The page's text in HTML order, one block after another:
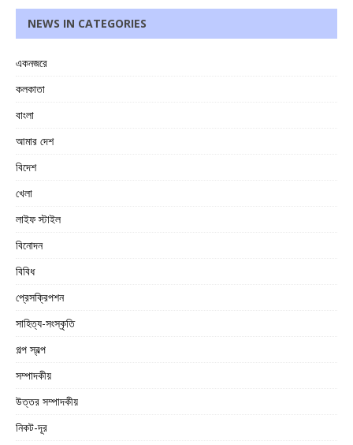
NEWS IN CATEGORIES
একনজরে
কলকাতা
বাংলা
আমার দেশ
বিদেশ
খেলা
লাইফ স্টাইল
বিনোদন
বিবিধ
প্রেসক্রিপশন
সাহিত্য-সংস্কৃতি
গল্প স্বল্প
সম্পাদকীয়
উত্তর সম্পাদকীয়
নিকট-দূর